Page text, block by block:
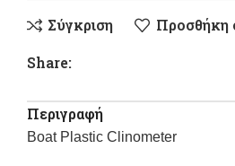
Σύγκριση
Προσθήκη
Share:
Περιγραφή
Boat Plastic Clinometer